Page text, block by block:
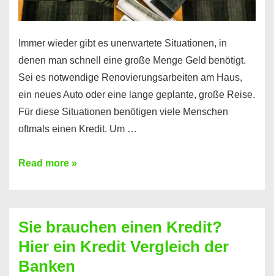
Immer wieder gibt es unerwartete Situationen, in
denen man schnell eine große Menge Geld benötigt.
Sei es notwendige Renovierungsarbeiten am Haus,
ein neues Auto oder eine lange geplante, große Reise.
Für diese Situationen benötigen viele Menschen
oftmals einen Kredit. Um …
Brauchen
Summe
Geld?
Hier
Read more »
Sie brauchen einen Kredit?
Hier ein Kredit Vergleich der
Banken